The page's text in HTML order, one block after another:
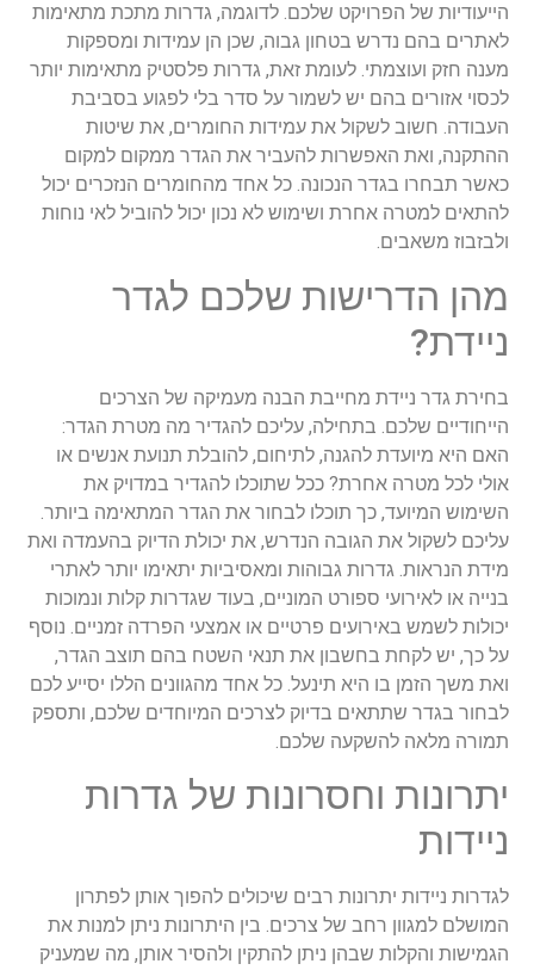
הייעודיות של הפרויקט שלכם. לדוגמה, גדרות מתכת מתאימות
לאתרים בהם נדרש בטחון גבוה, שכן הן עמידות ומספקות
מענה חזק ועוצמתי. לעומת זאת, גדרות פלסטיק מתאימות יותר
לכסוי אזורים בהם יש לשמור על סדר בלי לפגוע בסביבת
העבודה. חשוב לשקול את עמידות החומרים, את שיטות
ההתקנה, ואת האפשרות להעביר את הגדר ממקום למקום
כאשר תבחרו בגדר הנכונה. כל אחד מהחומרים הנזכרים יכול
להתאים למטרה אחרת ושימוש לא נכון יכול להוביל לאי נוחות
ולבזבוז משאבים.
מהן הדרישות שלכם לגדר
ניידת?
בחירת גדר ניידת מחייבת הבנה מעמיקה של הצרכים
הייחודיים שלכם. בתחילה, עליכם להגדיר מה מטרת הגדר:
האם היא מיועדת להגנה, לתיחום, להובלת תנועת אנשים או
אולי לכל מטרה אחרת? ככל שתוכלו להגדיר במדויק את
השימוש המיועד, כך תוכלו לבחור את הגדר המתאימה ביותר.
עליכם לשקול את הגובה הנדרש, את יכולת הדיוק בהעמדה ואת
מידת הנראות. גדרות גבוהות ומאסיביות יתאימו יותר לאתרי
בנייה או לאירועי ספורט המוניים, בעוד שגדרות קלות ונמוכות
יכולות לשמש באירועים פרטיים או אמצעי הפרדה זמניים. נוסף
על כך, יש לקחת בחשבון את תנאי השטח בהם תוצב הגדר,
ואת משך הזמן בו היא תינעל. כל אחד מהגוונים הללו יסייע לכם
לבחור בגדר שתתאים בדיוק לצרכים המיוחדים שלכם, ותספק
תמורה מלאה להשקעה שלכם.
יתרונות וחסרונות של גדרות
ניידות
לגדרות ניידות יתרונות רבים שיכולים להפוך אותן לפתרון
המושלם למגוון רחב של צרכים. בין היתרונות ניתן למנות את
הגמישות והקלות שבהן ניתן להתקין ולהסיר אותן, מה שמעניק